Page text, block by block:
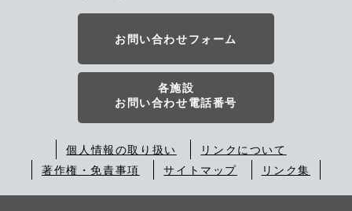
お問い合わせフォーム
各施設
お問い合わせ電話番号
個人情報の取り扱い
リンクについて
著作権・免責事項
サイトマップ リンク集